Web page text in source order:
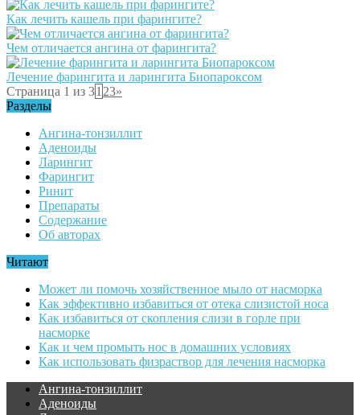
Как лечить кашель при фарингите?
Чем отличается ангина от фарингита?
Лечение фарингита и ларингита Биопароксом
Страница 1 из 31 23»
Разделы
Ангина-тонзиллит
Аденоиды
Ларингит
Фарингит
Ринит
Препараты
Содержание
Об авторах
Читают
Может ли помочь хозяйственное мыло от насморка
Как эффективно избавиться от отека слизистой носа
Как избавиться от скопления слизи в горле при
насморке
Как и чем промыть нос в домашних условиях
Как использовать физраствор для лечения насморка
Ангина-тонзиллит
Аденоиды